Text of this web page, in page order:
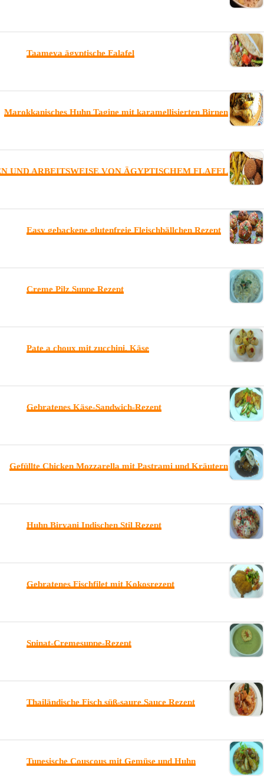
Taameya ägyptische Falafel
Marokkanisches Huhn Tagine mit karamellisierten Birnen
UND ARBEITSWEISE VON ÄGYPTISCHEM FLAFEL
Easy gebackene glutenfreie Fleischbällchen Rezept
Creme Pilz Suppe Rezept
Pate a choux mit zucchini, Käse
Gebratenes Käse-Sandwich-Rezept
Gefüllte Chicken Mozzarella mit Pastrami und Kräutern
Huhn Biryani Indischen Stil Rezept
Gebratenes Fischfilet mit Kokosrezept
Spinat-Cremesuppe-Rezept
Thailändische Fisch süß-saure Sauce Rezept
Tunesische Couscous mit Gemüse und Huhn